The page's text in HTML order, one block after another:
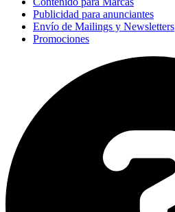
Publicidad para anunciantes
Envío de Mailings y Newsletters
Promociones